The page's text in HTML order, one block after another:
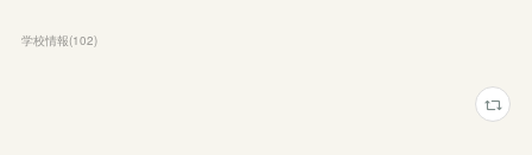
学校情報(102)